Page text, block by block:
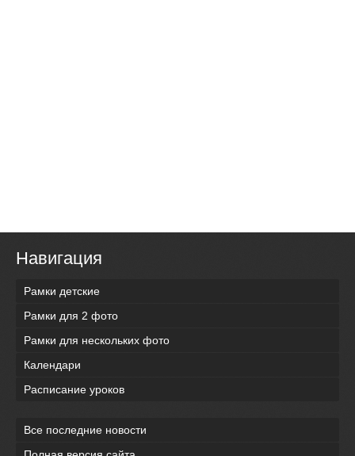
Навигация
Рамки детские
Рамки для 2 фото
Рамки для нескольких фото
Календари
Расписание уроков
Все последние новости